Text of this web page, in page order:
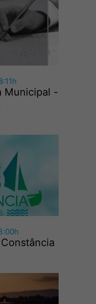
Municipal -